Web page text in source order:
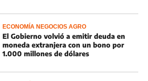
ECONOMÍA NEGOCIOS AGRO
El Gobierno volvió a emitir deuda en
moneda extranjera con un bono por
1.000 millones de dólares